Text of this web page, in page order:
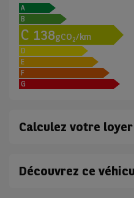
A
B
C 138gCO2/km
D
E
F
G
Calculez votre loyer
Découvrez ce